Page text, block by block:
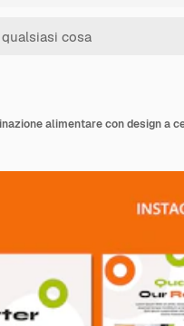
alimentare con design a